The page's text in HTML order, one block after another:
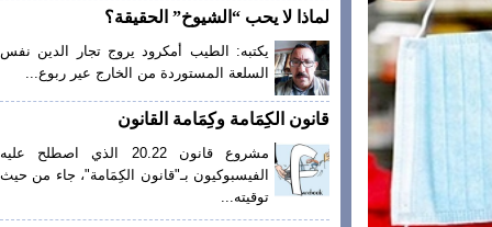
لماذا لا يحب “الشيوخ” الحقيقة؟
يكتبه: الطيب أمكرود يروج تجار الدين نفس
السلعة المستوردة من الخارج عير ربوع...
قانون الكِمَامة وكِمَامة القانون
مشروع قانون 20.22 الذي اصطلح عليه
الفيسبوكيون بـ"قانون الكِمَامة"، جاء من حيث
توقيته...